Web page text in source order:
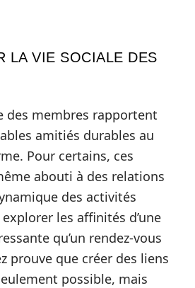
LA VIE SOCIALE DES
des membres rapportent
amitiés durables au
Pour certains, ces
abouti à des relations
des activités
les affinités d’une
qu’un rendez-vous
prouve que créer des liens
possible, mais